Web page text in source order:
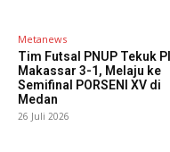
Metanews
Tim Futsal PNUP Tekuk
Makassar 3-1, Melaju ke
Semifinal PORSENI XV di
Medan
26 Juli 2026